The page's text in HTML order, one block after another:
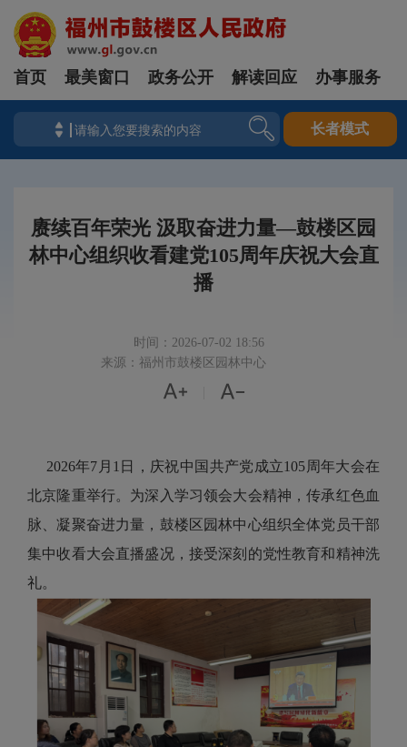
首页 最美窗口 政务公开 解读回应 办事服务
长者模式
赓续百年荣光 汲取奋进力量—鼓楼区园
林中心组织收看建党105周年庆祝大会直
播
时间：2026-07-02 18:56
来源：福州市鼓楼区园林中心
 
2026年7月1日，庆祝中国共产党成立105周年大会在
北京隆重举行。为深入学习领会大会精神，传承红色血
脉、凝聚奋进力量，鼓楼区园林中心组织全体党员干部
集中收看大会直播盛况，接受深刻的党性教育和精神洗
礼。